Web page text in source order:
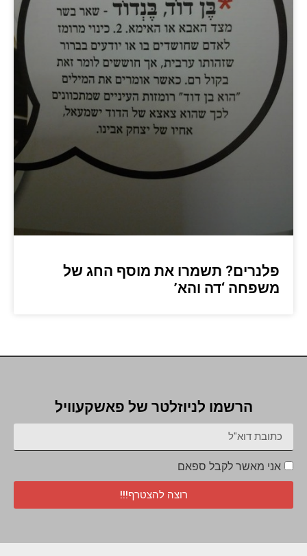
פלנרים? תשמרו את מוסף החג של
משפחה ‘דה והא’
הרשמו לניוזלטר של פאשקעוויל
אני מאשר לקבל ספאם
רוצה להצטרף!!!